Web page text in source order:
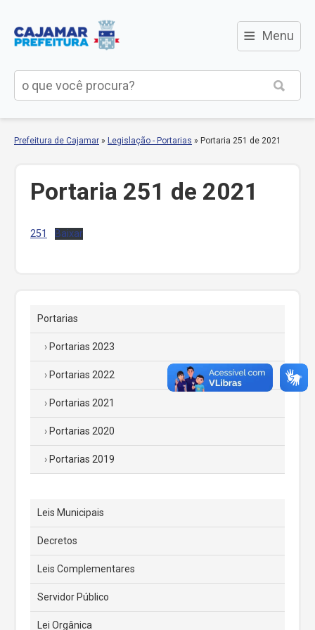
≡ Menu
Prefeitura de Cajamar » Legislação - Portarias » Portaria 251 de 2021
Portaria 251 de 2021
251 Baixar
Portarias
Portarias 2023
Portarias 2022
Portarias 2021
Portarias 2020
Portarias 2019
Leis Municipais
Decretos
Leis Complementares
Servidor Público
Lei Orgânica